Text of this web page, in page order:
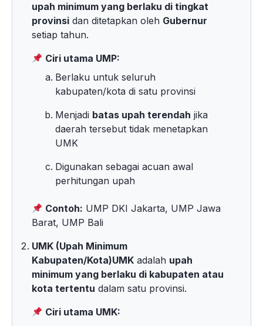
upah minimum yang berlaku di tingkat
provinsi dan ditetapkan oleh Gubernur
setiap tahun.
Ciri utama UMP:
Berlaku untuk seluruh
kabupaten/kota di satu provinsi
Menjadi batas upah terendah jika
daerah tersebut tidak menetapkan
UMK
Digunakan sebagai acuan awal
perhitungan upah
Contoh: UMP DKI Jakarta, UMP Jawa
Barat, UMP Bali
UMK (Upah Minimum
Kabupaten/Kota)UMK adalah upah
minimum yang berlaku di kabupaten atau
kota tertentu dalam satu provinsi.
Ciri utama UMK: